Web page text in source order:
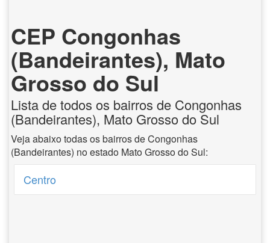
CEP Congonhas
(Bandeirantes), Mato
Grosso do Sul
Lista de todos os bairros de Congonhas
(Bandeirantes), Mato Grosso do Sul
Veja abaixo todas os bairros de Congonhas
(Bandeirantes) no estado Mato Grosso do Sul:
Centro